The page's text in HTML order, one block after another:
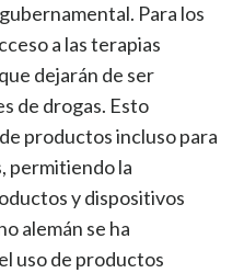
Para los
a las terapias
dejarán de ser
de drogas. Esto
productos incluso para
permitiendo la
y dispositivos
alemán se ha
uso de productos